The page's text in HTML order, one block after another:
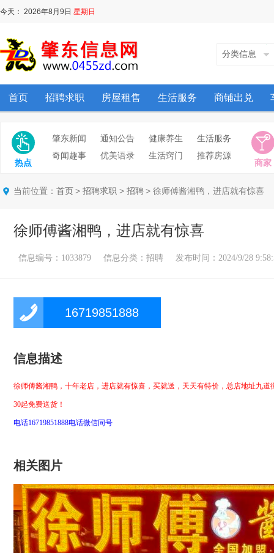
今天： 2026年8月9日 星期日
分类信息
首页 招聘求职 房屋租售 生活服务 商铺出兑
肇东新闻 通知公告 健康养生
生活服务
奇闻趣事
优美语录 生活窍门 推荐房源
热点 商家
当前位置： 首页 > 招聘求职 > 招聘 > 徐师傅酱湘鸭，进店就有惊喜
徐师傅酱湘鸭，进店就有惊喜
信息编号：1033879 信息分类：招聘 发布时间：2024/9/28
16719851888
信息描述
徐师傅酱湘鸭，十年老店，进店就有惊喜，买就送，天天有特价，总店地址九
30起免费送货！
电话16719851888电话微信同号
相关图片